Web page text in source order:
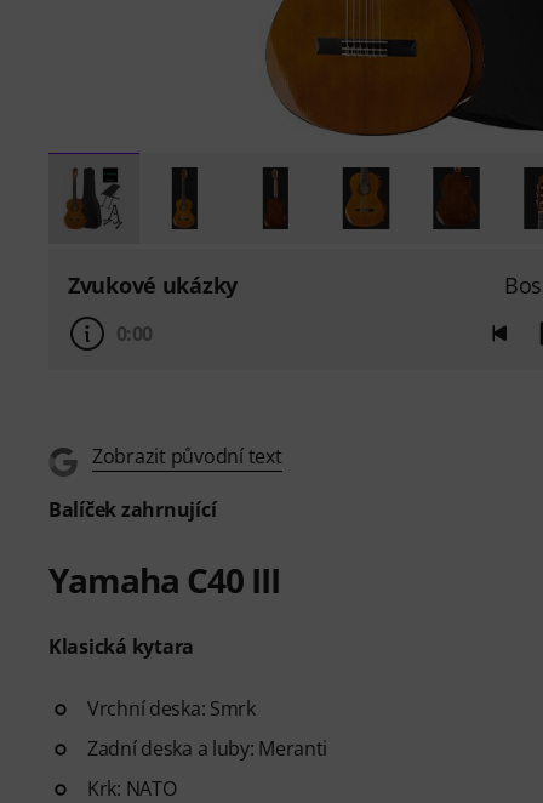
Zvukové ukázky
0:00
Zobrazit původní text
Balíček zahrnující
Yamaha C40 III
Klasická kytara
Vrchní deska: Smrk
Zadní deska a luby: Meranti
Krk: NATO